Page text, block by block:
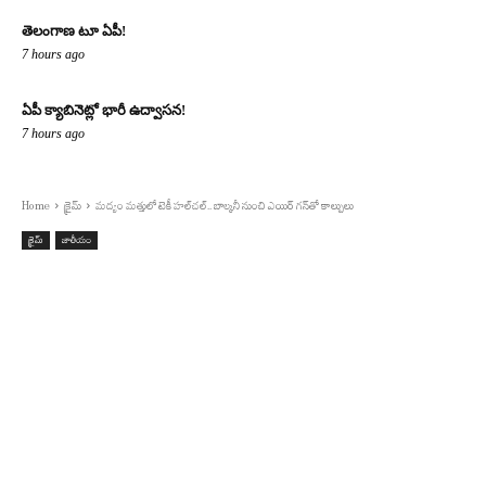
తెలంగాణ టూ ఏపీ!
7 hours ago
ఏపీ క్యాబినెట్లో భారీ ఉద్వాసన!
7 hours ago